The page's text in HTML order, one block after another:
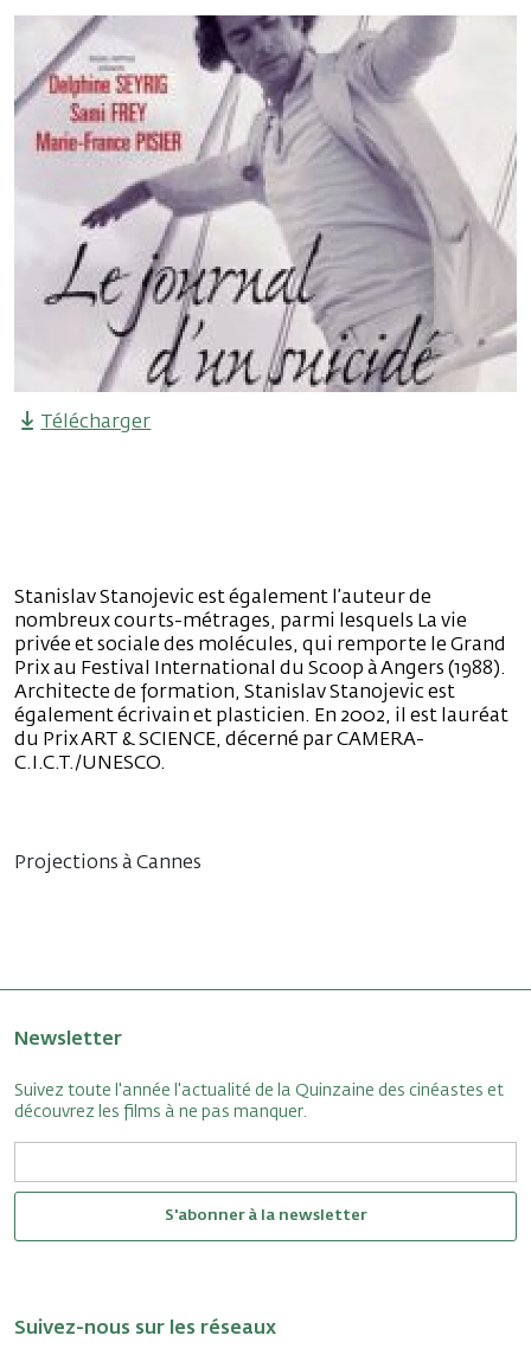
Télécharger
Stanislav Stanojevic est également l’auteur de
nombreux courts-métrages, parmi lesquels La vie
privée et sociale des molécules, qui remporte le Grand
Prix au Festival International du Scoop à Angers (1988).
Architecte de formation, Stanislav Stanojevic est
également écrivain et plasticien. En 2002, il est lauréat
du Prix ART & SCIENCE, décerné par CAMERA-
C.I.C.T./UNESCO.
Projections à Cannes
Newsletter
Suivez toute l'année l'actualité de la Quinzaine des cinéastes et
découvrez les films à ne pas manquer.
S'abonner à la newsletter
Suivez-nous sur les réseaux